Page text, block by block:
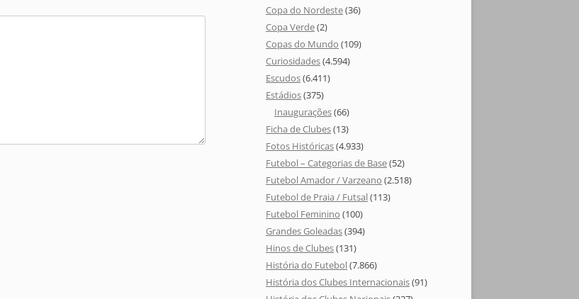
Copa do Nordeste(36)
Copa Verde(2)
Copas do Mundo (109)
Curiosidades(4.594)
Escudos(6.411)
Estádios(375)
Inaugurações(66)
Ficha de Clubes(13)
Fotos Históricas(4.933)
Futebol – Categorias de Base(52)
Futebol Amador / Varzeano (2.518)
Futebol de Praia / Futsal(113)
Futebol Feminino (100)
Grandes Goleadas(394)
Hinos de Clubes(131)
História do Futebol(7.866)
História dos Clubes Internacionais(91)